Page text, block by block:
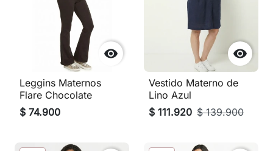

Leggins Maternos
Flare Chocolate
$ 74.900

Vestido Materno de
Lino Azul
$ 111.920 $ 139.900